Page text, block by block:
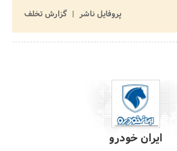
پروفایل ناشر
گزارش تخلف
ایران خودرو